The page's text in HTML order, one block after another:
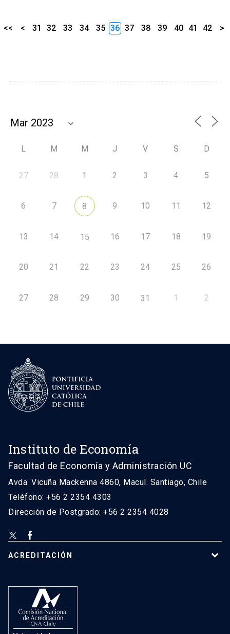
<< < 31 32 33 34 35 36 37 38 39 40 41 42 >
L M M J V S D
27 28 1 2 3 4 5
6 7 8 9 10 11 12
13 14 15 16 17 18 19
20 21 22 23 24 25 26
27 28 29 30 31 1 2
Instituto de Economía
Facultad de Economía y Administración UC
Avda. Vicuña Mackenna 4860, Macul. Santiago, Chile
Teléfono: +56 2 2354 4303
Dirección de Postgrado: +56 2 2354 4028
ACREDITACIÓN